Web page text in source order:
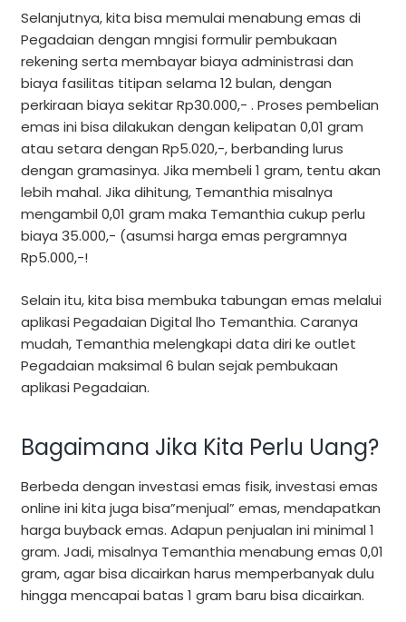
Selanjutnya, kita bisa memulai menabung emas di
Pegadaian dengan mngisi formulir pembukaan
rekening serta membayar biaya administrasi dan
biaya fasilitas titipan selama 12 bulan, dengan
perkiraan biaya sekitar Rp30.000,- . Proses pembelian
emas ini bisa dilakukan dengan kelipatan 0,01 gram
atau setara dengan Rp5.020,-, berbanding lurus
dengan gramasinya. Jika membeli 1 gram, tentu akan
lebih mahal. Jika dihitung, Temanthia misalnya
mengambil 0,01 gram maka Temanthia cukup perlu
biaya 35.000,- (asumsi harga emas pergramnya
Rp5.000,-!
Selain itu, kita bisa membuka tabungan emas melalui
aplikasi Pegadaian Digital lho Temanthia. Caranya
mudah, Temanthia melengkapi data diri ke outlet
Pegadaian maksimal 6 bulan sejak pembukaan
aplikasi Pegadaian.
Bagaimana Jika Kita Perlu Uang?
Berbeda dengan investasi emas fisik, investasi emas
online ini kita juga bisa”menjual” emas, mendapatkan
harga buyback emas. Adapun penjualan ini minimal 1
gram. Jadi, misalnya Temanthia menabung emas 0,01
gram, agar bisa dicairkan harus memperbanyak dulu
hingga mencapai batas 1 gram baru bisa dicairkan.